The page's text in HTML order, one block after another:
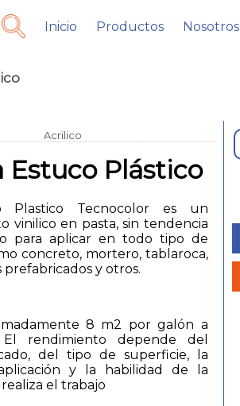
Inicio Productos Nosotros
Acrilico
Estuco Plástico
Plastico Tecnocolor es un
vinilico en pasta, sin tendencia
para aplicar en todo tipo de
concreto, mortero, tablaroca,
prefabricados y otros.
8 m2 por galón a
rendimiento depende del
del tipo de superficie, la
y la habilidad de la
el trabajo